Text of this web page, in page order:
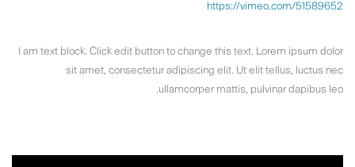
https://vimeo.com/51589652
I am text block. Click edit button to change this text. Lorem ipsum dolor
sit amet, consectetur adipiscing elit. Ut elit tellus, luctus nec
ullamcorper mattis, pulvinar dapibus leo.